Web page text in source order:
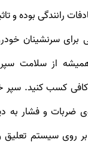
رانندگی بوده و
سرنشینان
از سلامت
کسب کنید. سپر
ضربات و فشار به
روی سیستم تعلیق